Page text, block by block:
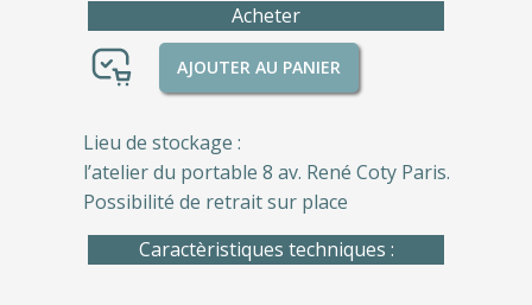
Acheter
AJOUTER AU PANIER
Lieu de stockage :
l’atelier du portable 8 av. René Coty Paris.
Possibilité de retrait sur place
Caractèristiques techniques :